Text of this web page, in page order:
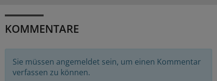
KOMMENTARE
Sie müssen angemeldet sein, um einen Kommentar
verfassen zu können.